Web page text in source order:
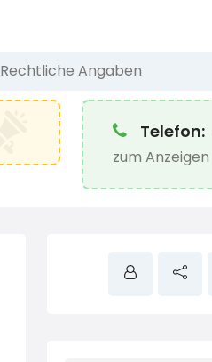
Rechtliche Angaben
Telefon:
zum Anzeigen